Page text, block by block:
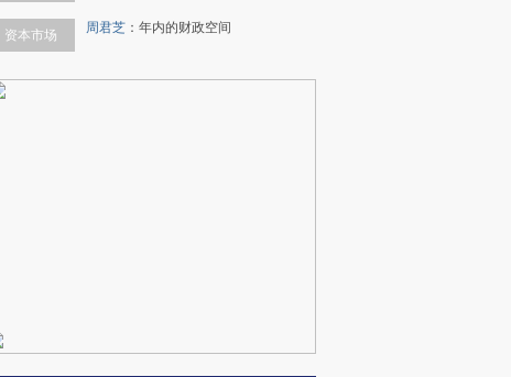
资本市场 周君芝 ： 年内的财政空间